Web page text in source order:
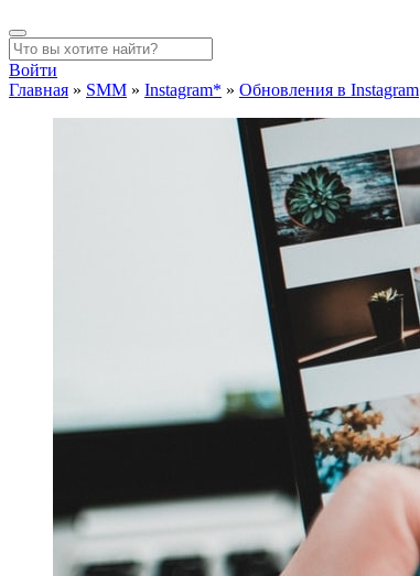
Войти
Главная » SMM » Instagram* » Обновления в Instagram